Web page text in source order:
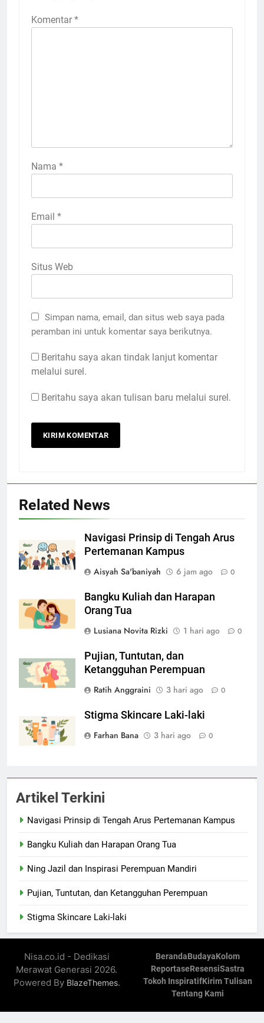
Komentar *
Nama *
Email *
Situs Web
Simpan nama, email, dan situs web saya pada
peramban ini untuk komentar saya berikutnya.
Beritahu saya akan tindak lanjut komentar
melalui surel.
Beritahu saya akan tulisan baru melalui surel.
Related News
Navigasi Prinsip di Tengah Arus
Pertemanan Kampus
Aisyah Sa'baniyah
6 jam ago 0
Bangku Kuliah dan Harapan
Orang Tua
Lusiana Novita Rizki
1 hari ago 0
Pujian, Tuntutan, dan
Ketangguhan Perempuan
Ratih Anggraini
3 hari ago 0
Stigma Skincare Laki-laki
Farhan Bana
3 hari ago 0
Artikel Terkini
Navigasi Prinsip di Tengah Arus Pertemanan Kampus
Bangku Kuliah dan Harapan Orang Tua
Ning Jazil dan Inspirasi Perempuan Mandiri
Pujian, Tuntutan, dan Ketangguhan Perempuan
Stigma Skincare Laki-laki
Nisa.co.id - Dedikasi
Merawat Generasi 2026.
Powered By BlazeThemes.
BerandaBudayaKolom
ReportaseResensiSastra
Tokoh InspiratifKirim Tulisan
Tentang Kami